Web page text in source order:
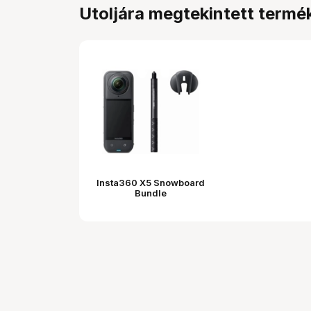
Utoljára megtekintett
Insta360 X5 Snowboard
Bundle